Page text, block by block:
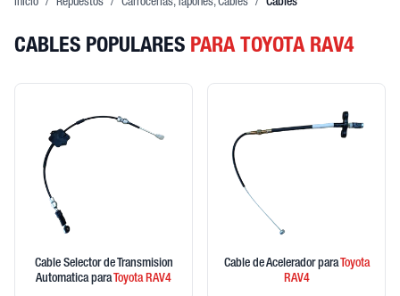
Inicio / Repuestos / Carrocerias, Tapones, Cables / Cables
CABLES POPULARES PARA TOYOTA RAV4
Cable Selector de Transmision
Automatica para ToyotaRAV4
Cable de Acelerador para Toyota
RAV4